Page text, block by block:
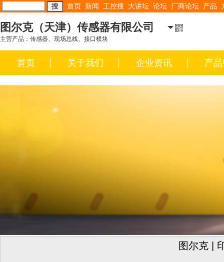
首页 新闻 工控搜 大讲坛 论坛 厂商论坛 产品
图尔克（天津）传感器有限公司
主营产品：传感器、现场总线、接口模块
首页 关于我们 企业资讯 产
图尔克 |